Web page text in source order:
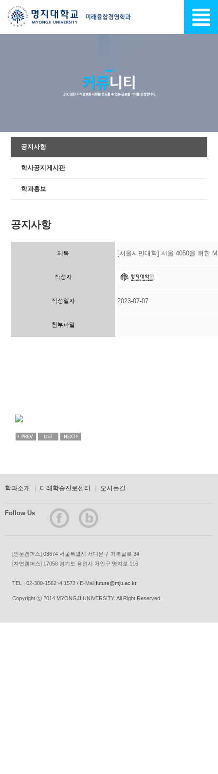
공지사항
학사공지게시판
학과홍보
공지사항
제목 [서울시민대학] 서울 4050을 위한
작성자
작성일자 2023-07-07
첨부파일
학과소개 미래학습진로센터 오시는길
Follow Us
[인문캠퍼스] 03674 서울특별시 서대문구 거북골로 34
[자연캠퍼스] 17058 경기도 용인시 처인구 명지로 116
TEL : 02-300-1562~4,1572 / E-Mail:future@mju.ac.kr
Copyright ⓒ 2014 MYONGJI UNIVERSITY. All Right Reserved.